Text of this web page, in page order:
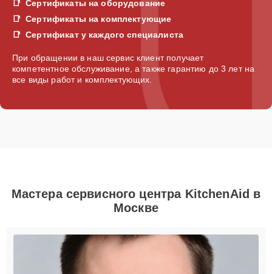
Сертификаты на оборудование
Сертификаты на комплектующие
Сертификат у каждого специалиста
При обращении в наш сервис клиент получает
компетентное обслуживание, а также гарантию до 3 лет на
все виды работ и комплектующих.
Мастера сервисного центра KitchenAid в
Москве